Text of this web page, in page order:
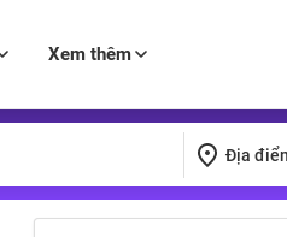
Xem thêm
Địa